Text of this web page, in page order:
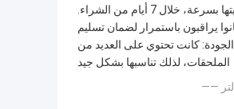
التسليم: تلقيتها بسرعة، خلال 7 أيام من الشراء.
يراقبون باستمرار لضمان تسليم
كانت تحتوي على العديد من
الملحقات، لذلك تناسبها بشكل جيد